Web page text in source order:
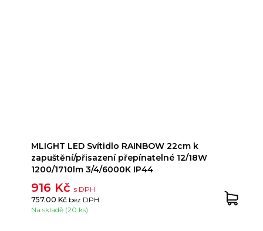
MLIGHT LED Svítidlo RAINBOW 22cm k
zapuštění/přisazení přepínatelné 12/18W
1200/1710lm 3/4/6000K IP44
916 Kčs DPH
757.00 Kč bez DPH
Na skladě (20 ks)